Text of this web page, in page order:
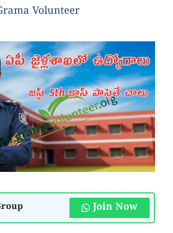
Volunteer
Join Now